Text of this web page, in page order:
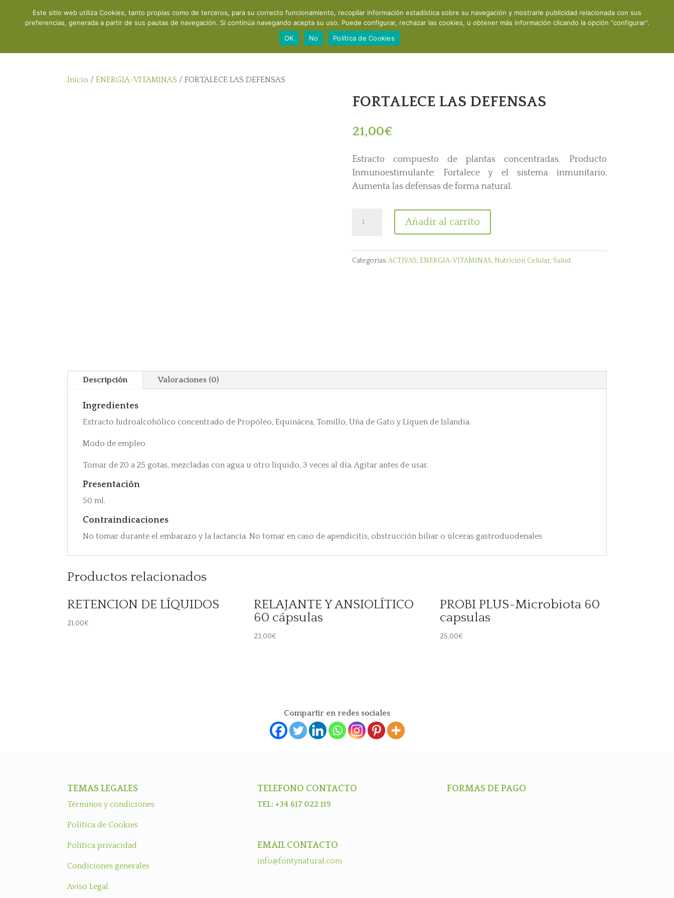
Inicio Acerca de mí Consultas y cursos Productos Recomendaciones Contacto Mi cuenta
Inicio /ENERGIA-VITAMINAS / FORTALECE LAS DEFENSAS
FORTALECE LAS DEFENSAS
21,00€
Estracto compuesto de plantas concentradas. Producto
Inmunoestimulante: Fortalece y el sistema inmunitario.
Aumenta las defensas de forma natural.
Añadir al carrito
Categorías:ACTIVAS, ENERGIA-VITAMINAS, Nutrición Celular, Salud
Descripción Valoraciones (0)
Ingredientes
Extracto hidroalcohólico concentrado de Propóleo, Equinácea, Tomillo, Uña de Gato y Líquen de Islandia.
Modo de empleo
Tomar de 20 a 25 gotas, mezcladas con agua u otro líquido, 3 veces al día. Agitar antes de usar.
Presentación
50 ml.
Contraindicaciones
No tomar durante el embarazo y la lactancia. No tomar en caso de apendicitis, obstrucción biliar o úlceras gastroduodenales
Productos relacionados
RETENCION DE LÍQUIDOS
21,00€
RELAJANTE Y ANSIOLÍTICO
60 cápsulas
23,00€
PROBI PLUS-Microbiota 60
capsulas
25,00€
Compartir en redes sociales
TEMAS LEGALES
Términos y condiciones
Política de Cookies
Política privacidad
Condiciones generales
Aviso Legal
TELEFONO CONTACTO
TEL: +34 617 022 119
EMAIL CONTACTO
info@fontynatural.com
FORMAS DE PAGO
Este sitio web utiliza Cookies, tanto propias como de terceros, para su correcto funcionamiento, recopilar información estadística sobre su navegación y mostrarle publicidad relacionada con sus
preferencias, generada a partir de sus pautas de navegación. Si continúa navegando acepta su uso. Puede configurar, rechazar las cookies, u obtener más información clicando la opción “configurar”.
OK
No Política de Cookies